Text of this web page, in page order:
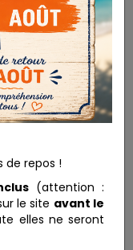
de repos !
(attention :
le site avant le
elles ne seront